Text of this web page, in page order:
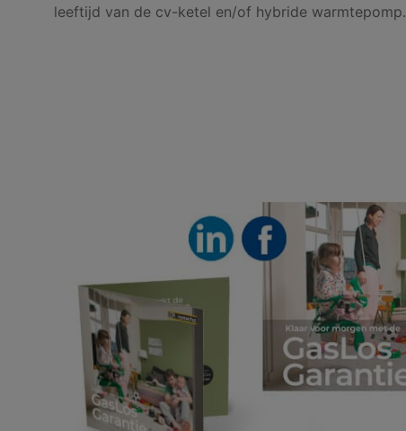
leeftijd van de cv-ketel en/of hybride warmtepomp.